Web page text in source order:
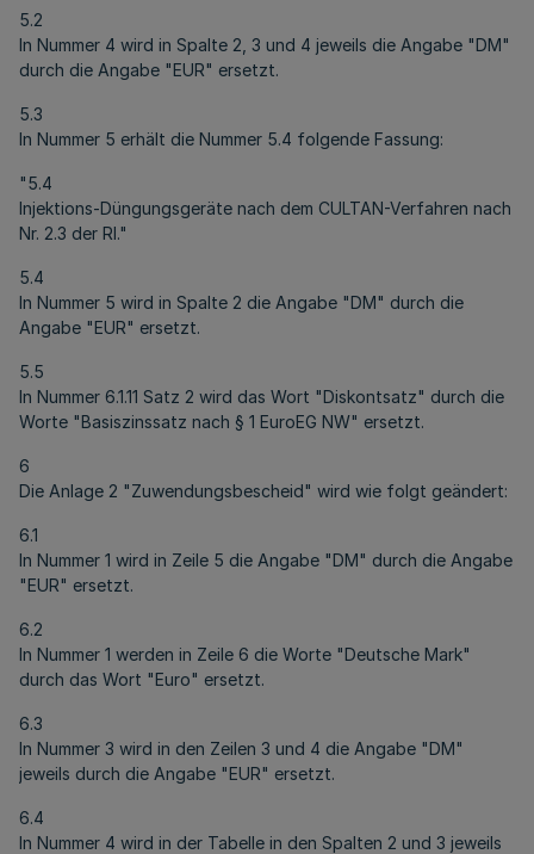
5.2
In Nummer 4 wird in Spalte 2, 3 und 4 jeweils die Angabe "DM"
durch die Angabe "EUR" ersetzt.
5.3
In Nummer 5 erhält die Nummer 5.4 folgende Fassung:
"5.4
Injektions-Düngungsgeräte nach dem CULTAN-Verfahren nach
Nr. 2.3 der Rl."
5.4
In Nummer 5 wird in Spalte 2 die Angabe "DM" durch die
Angabe "EUR" ersetzt.
5.5
In Nummer 6.1.11 Satz 2 wird das Wort "Diskontsatz" durch die
Worte "Basiszinssatz nach § 1 EuroEG NW" ersetzt.
6
Die Anlage 2 "Zuwendungsbescheid" wird wie folgt geändert:
6.1
In Nummer 1 wird in Zeile 5 die Angabe "DM" durch die Angabe
"EUR" ersetzt.
6.2
In Nummer 1 werden in Zeile 6 die Worte "Deutsche Mark"
durch das Wort "Euro" ersetzt.
6.3
In Nummer 3 wird in den Zeilen 3 und 4 die Angabe "DM"
jeweils durch die Angabe "EUR" ersetzt.
6.4
In Nummer 4 wird in der Tabelle in den Spalten 2 und 3 jeweils